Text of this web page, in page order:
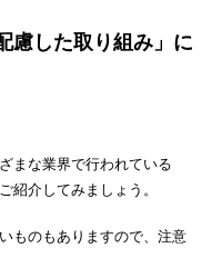
慮した取り組み」に
まな業界で行われている
紹介してみましょう。
ものもありますので、注意